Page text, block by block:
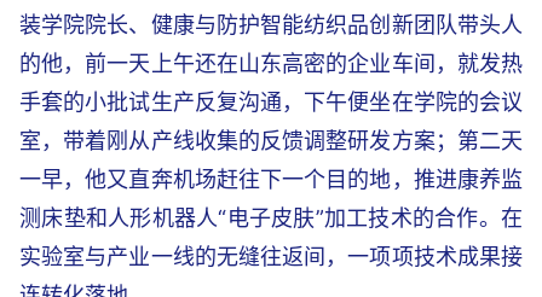
装学院院长、健康与防护智能纺织品创新团队带头人
的他，前一天上午还在山东高密的企业车间，就发热
手套的小批试生产反复沟通，下午便坐在学院的会议
室，带着刚从产线收集的反馈调整研发方案；第二天
一早，他又直奔机场赶往下一个目的地，推进康养监
测床垫和人形机器人“电子皮肤”加工技术的合作。在
实验室与产业一线的无缝往返间，一项项技术成果接